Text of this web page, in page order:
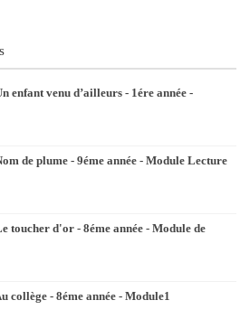
enfant venu d’ailleurs - 1ére année -
de plume - 9éme année - Module Lecture
toucher d'or - 8éme année - Module de
collège - 8éme année - Module1